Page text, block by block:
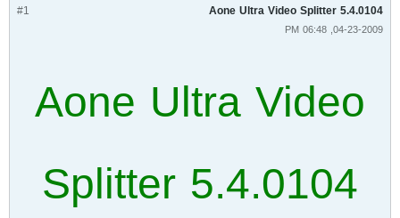
#1 Aone Ultra Video Splitter 5.4.0104
04-23-2009, 06:48 PM
Aone Ultra Video
Splitter 5.4.0104